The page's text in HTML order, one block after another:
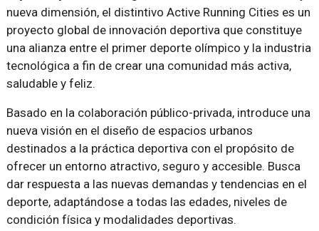
nueva dimensión, el distintivo Active Running Cities es un
proyecto global de innovación deportiva que constituye
una alianza entre el primer deporte olímpico y la industria
tecnológica a fin de crear una comunidad más activa,
saludable y feliz.
Basado en la colaboración público-privada, introduce una
nueva visión en el diseño de espacios urbanos
destinados a la práctica deportiva con el propósito de
ofrecer un entorno atractivo, seguro y accesible. Busca
dar respuesta a las nuevas demandas y tendencias en el
deporte, adaptándose a todas las edades, niveles de
condición física y modalidades deportivas.